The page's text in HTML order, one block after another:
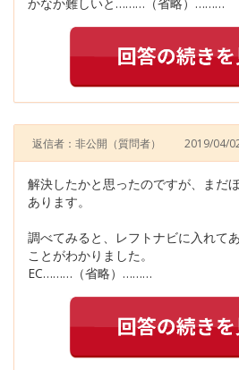
返信者：非公開 （質問者） 2019/04/
解決したかと思ったのですが、まだ
あります。
調べてみると、レフトナビに入れて
ことがわかりました。
EC………（省略）………